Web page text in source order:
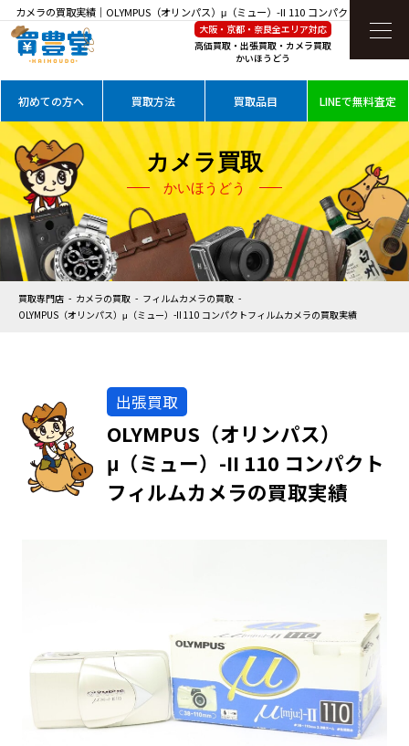
カメラの買取実績｜OLYMPUS（オリンパス）μ（ミュー）-II 110 コンパクトフィルムカ
メラを高価買取
大阪・京都・奈良全エリア対応
高価買取・出張買取・カメラ買取
かいほうどう
初めての方へ 買取方法 買取品目 LINEで無料査定
カメラ買取
かいほうどう
買取専門店 カメラの買取
フィルムカメラの買取
OLYMPUS（オリンパス）μ（ミュー）-II 110 コンパクトフィルムカメラの買取実績
出張買取
OLYMPUS（オリンパス）
μ（ミュー）-II 110 コンパクト
フィルムカメラの買取実績